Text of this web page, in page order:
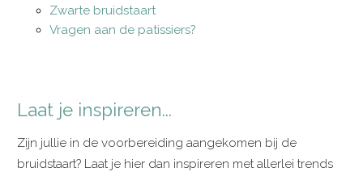
Zwarte bruidstaart
Vragen aan de patissiers?
Laat je inspireren...
Zijn jullie in de voorbereiding aangekomen bij de
bruidstaart? Laat je hier dan inspireren met allerlei trends